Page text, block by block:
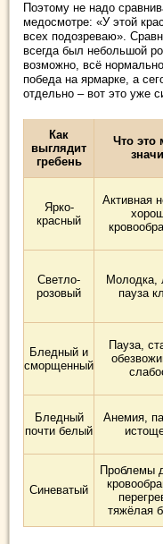
Поэтому не надо
медосмотре: «У этой
всех подозреваю».
всегда был небольшой
возможно, всё
победа на ярмарке, а
отдельно – вот это уже
Как
выглядит
гребень
Что это
Ярко-
красный
Активная
Светло-
розовый
Молодка,
пауза
Бледный и
сморщенный
Пауза,
Бледный
почти белый
Анемия,
Синеватый
Проблемы
тяжёлая